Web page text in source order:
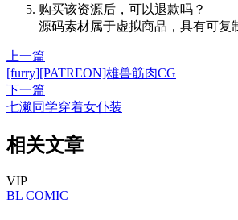
购买该资源后，可以退款吗？
源码素材属于虚拟商品，具有可
上一篇
[furry][PATREON]雄兽筋肉CG
下一篇
七濑同学穿着女仆装
相关文章
VIP
BL COMIC